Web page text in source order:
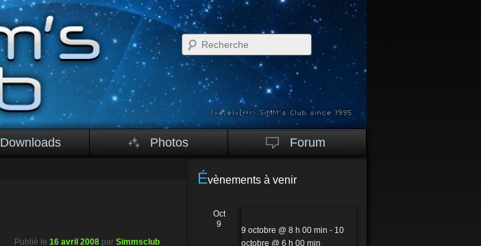
Downloads Photos Forum
Publié le16 avril 2008 parSimmsclub
Évènements à venir
Oct
9
9 octobre @ 8 h 00 min - 10
octobre @ 6 h 00 min